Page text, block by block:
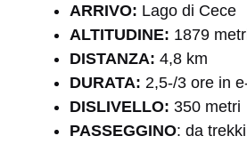
ARRIVO: Lago di Cece
ALTITUDINE: 1879
DISTANZA: 4,8 km
DURATA: 2,5-/3 ore in
DISLIVELLO: 350 metri
PASSEGGINO: da